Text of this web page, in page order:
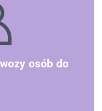
osób do